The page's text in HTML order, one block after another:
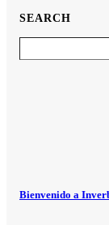
SEARCH
Bienvenido a